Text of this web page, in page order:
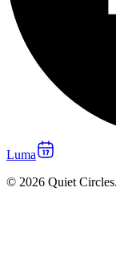
Luma
© 2026 Quiet